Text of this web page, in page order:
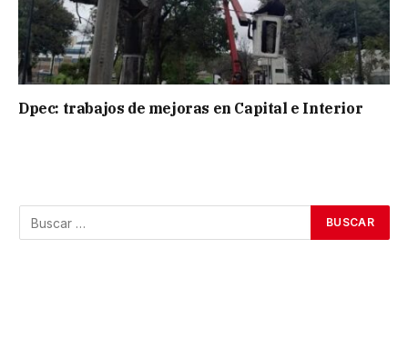
Dpec: trabajos de mejoras en Capital e Interior